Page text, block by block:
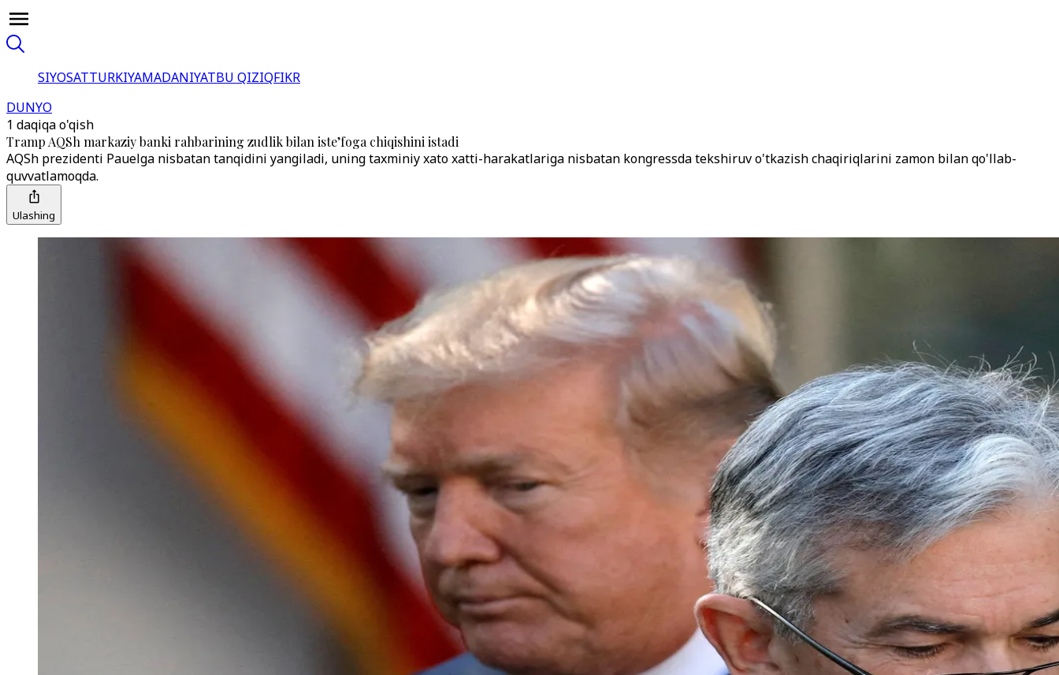
SIYOSATTURKIYAMADANIYATBU QIZIQFIKR
DUNYO
1 daqiqa o'qish
Tramp AQSh markaziy banki rahbarining zudlik bilan iste’foga chiqishini istadi
AQSh prezidenti Pauelga nisbatan tanqidini yangiladi, uning taxminiy xato xatti-harakatlariga nisbatan kongressda tekshiruv o'tkazish chaqiriqlarini zamon bilan qo'llab-
quvvatlamoqda.
Ulashing